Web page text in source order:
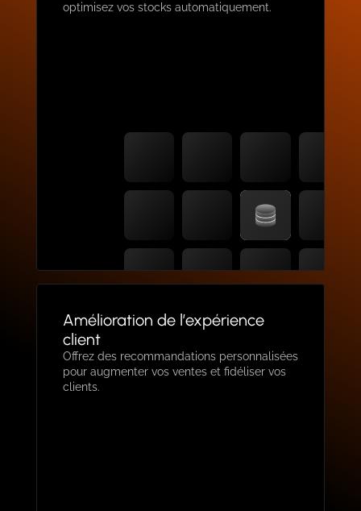
optimisez vos stocks automatiquement.
Amélioration de l’expérience
client
Offrez des recommandations personnalisées
pour augmenter vos ventes et fidéliser vos
clients.